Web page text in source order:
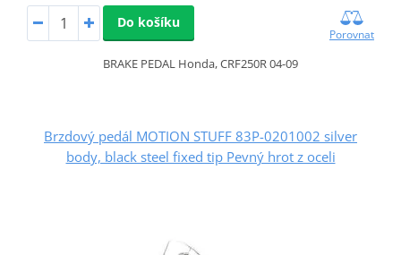
Do košíku
Porovnat
BRAKE PEDAL Honda, CRF250R 04-09
Brzdový pedál MOTION STUFF 83P-0201002 silver
body, black steel fixed tip Pevný hrot z oceli